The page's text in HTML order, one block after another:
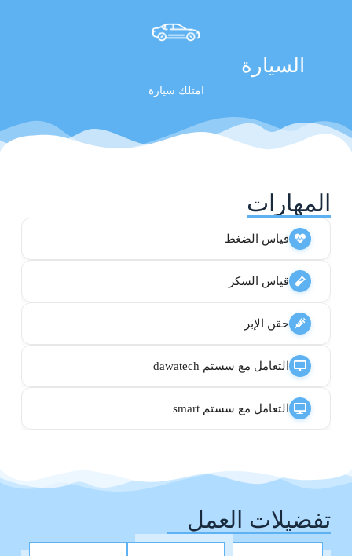
السيارة
امتلك سيارة
المهارات
قياس الضغط
قياس السكر
حقن الإبر
التعامل مع سستم dawatech
التعامل مع سستم smart
تفضيلات العمل